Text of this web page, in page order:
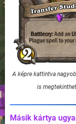
A képre kattintva
is
Másik kártya